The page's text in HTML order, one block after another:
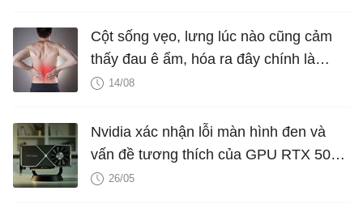
Cột sống vẹo, lưng lúc nào cũng cảm
thấy đau ê ẩm, hóa ra đây chính là
nguyên nhân
14/08
Nvidia xác nhận lỗi màn hình đen và
vấn đề tương thích của GPU RTX 5060
trên một số bo mạch chủ
26/05